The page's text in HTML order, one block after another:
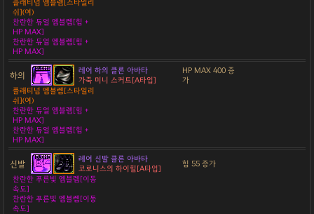
플래티넘 엠블렘[스타일리
쉬](여)
찬란한 듀얼 엠블렘[힘 +
HP MAX]
찬란한 듀얼 엠블렘[힘 +
HP MAX]
하의
레어 하의 클론 아바타
가죽 미니 스커트[A타입]
HP MAX 400 증
가
플래티넘 엠블렘[스타일리
쉬](여)
찬란한 듀얼 엠블렘[힘 +
HP MAX]
찬란한 듀얼 엠블렘[힘 +
HP MAX]
신발
레어 신발 클론 아바타
코로니스의 하이힐[A타입]
힘 55 증가
찬란한 푸른빛 엠블렘[이동
속도]
찬란한 푸른빛 엠블렘[이동
속도]